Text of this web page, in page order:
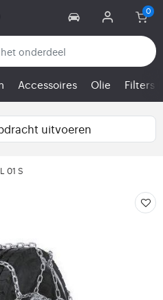
Accessoires Olie Filters
uitvoeren
01 S